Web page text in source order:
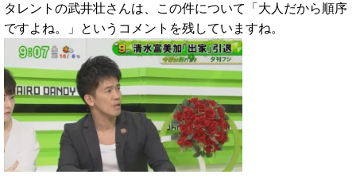
タレントの武井壮さんは、この件について「大人だから順序
ですよね。」というコメントを残していますね。